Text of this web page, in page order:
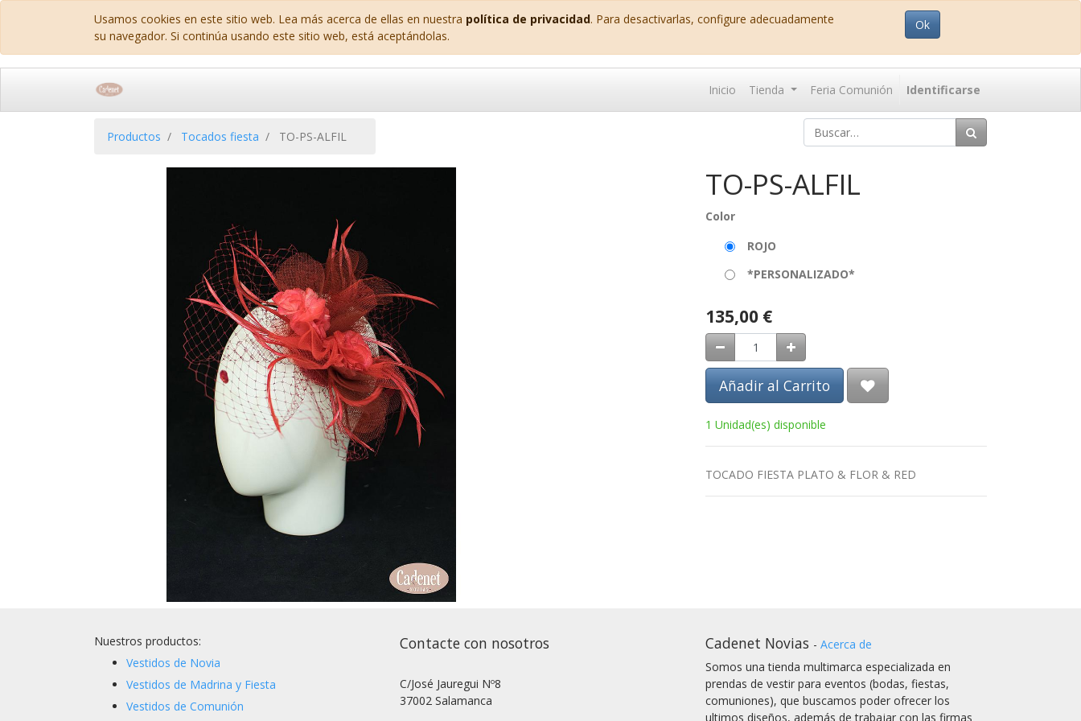
Usamos cookies en este sitio web. Lea más acerca de ellas en nuestra política de privacidad. Para desactivarlas, configure adecuadamente
su navegador. Si continúa usando este sitio web, está aceptándolas.
Ok
Inicio Tienda Feria Comunión Identificarse
Productos Tocados fiesta TO-PS-ALFIL
TO-PS-ALFIL
Color
ROJO
*PERSONALIZADO*
135,00 €
Añadir al Carrito
1 Unidad(es) disponible
TOCADO FIESTA PLATO & FLOR & RED
Nuestros productos:
Vestidos de Novia
Vestidos de Madrina y Fiesta
Vestidos de Comunión
Contacte con nosotros
C/José Jauregui Nº8
37002 Salamanca
Cadenet Novias - Acerca de
Somos una tienda multimarca especializada en
prendas de vestir para eventos (bodas, fiestas,
comuniones), que buscamos poder ofrecer los
ultimos diseños, además de trabajar con las firmas